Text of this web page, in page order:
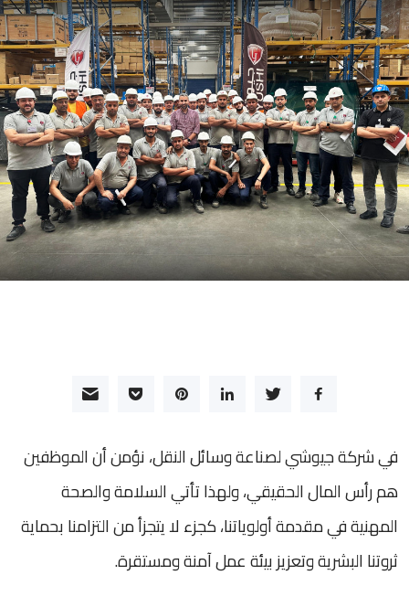
في شركة جيوشي لصناعة وسائل النقل، نؤمن أن الموظفين
هم رأس المال الحقيقي، ولهذا تأتي السلامة والصحة
المهنية في مقدمة أولوياتنا، كجزء لا يتجزأ من التزامنا بحماية
ثروتنا البشرية وتعزيز بيئة عمل آمنة ومستقرة.